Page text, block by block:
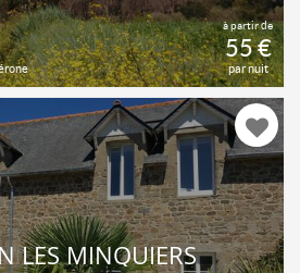
à partir de
55 €
par nuit
LES MINQUIERS